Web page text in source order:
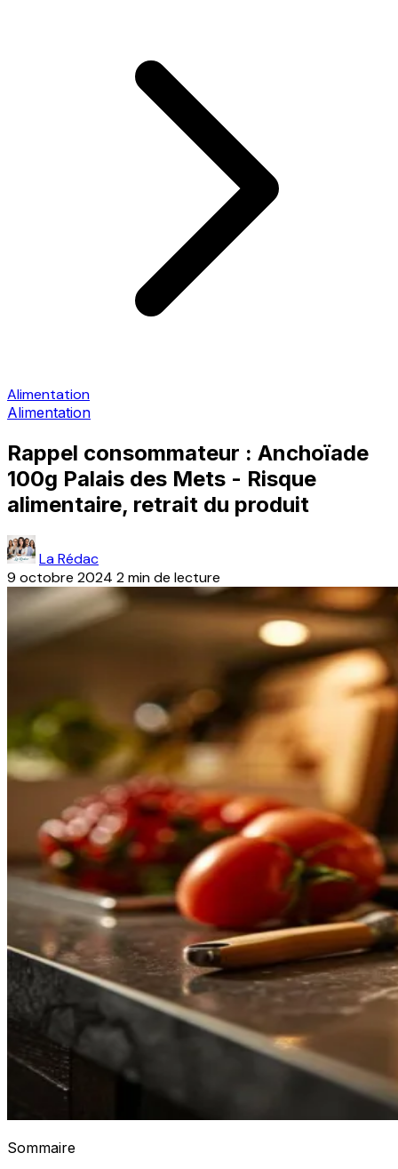
Alimentation
Alimentation
Rappel consommateur : Anchoïade
100g Palais des Mets - Risque
alimentaire, retrait du produit
La Rédac
9 octobre 2024 2 min de lecture
Sommaire